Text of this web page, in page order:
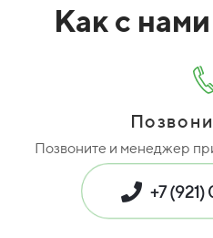
Как с
Позвоните и менеджер
+7